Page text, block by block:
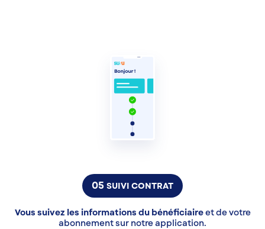
05 SUIVI CONTRAT
Vous suivez les informations du bénéficiaireet de votre
abonnement sur notre application.